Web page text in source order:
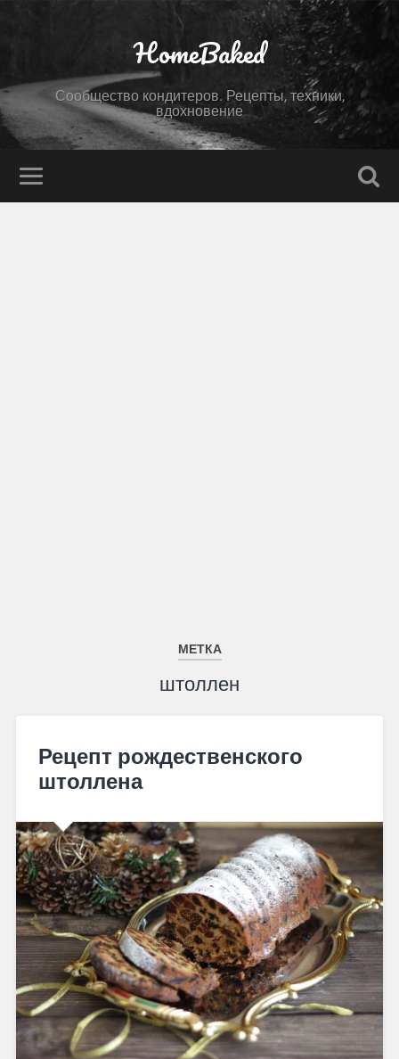
HomeBaked
Сообщество кондитеров. Рецепты, техники,
вдохновение
МЕТКА
штоллен
Рецепт рождественского
штоллена